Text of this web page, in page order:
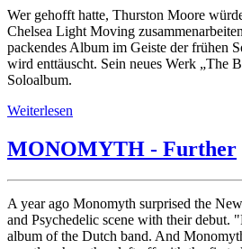
Wer gehofft hatte, Thurston Moore
Chelsea Light Moving
packendes Album im Geiste der frühen
wird enttäuscht. Sein neues Werk „The
Soloalbum.
Weiterlesen
MONOMYTH - Further
A year ago Monomyth surprised the
and Psychedelic scene with their debut.
album of the Dutch band. And